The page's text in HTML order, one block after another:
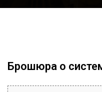
Брошюра о